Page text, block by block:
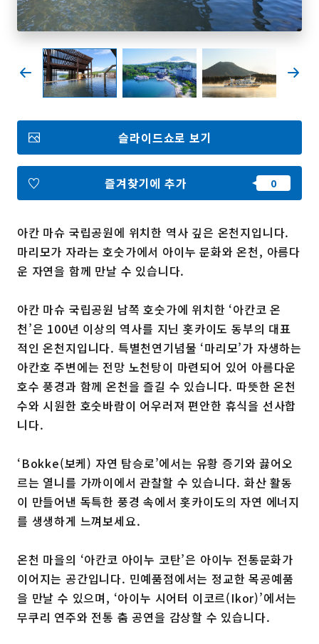
즐겨찾기
Face
book
Insta
gram
YouT
ube
Insta
gram
Face
book
포토갤러리
영상갤러리
팸플릿
이용 규약
운영조직 소개
링크
언어선택
아칸 마슈 국립공원에 위치한 역사 깊은 온천지입니다.
마리모가 자라는 호숫가에서 아이누 문화와 온천, 아름다
운 자연을 함께 만날 수 있습니다.
아칸 마슈 국립공원 남쪽 호숫가에 위치한 ‘아칸코 온
천’은 100년 이상의 역사를 지닌 홋카이도 동부의 대표
적인 온천지입니다. 특별천연기념물 ‘마리모’가 자생하는
아칸호 주변에는 전망 노천탕이 마련되어 있어 아름다운
호수 풍경과 함께 온천을 즐길 수 있습니다. 따뜻한 온천
수와 시원한 호숫바람이 어우러져 편안한 휴식을 선사합
니다.
‘Bokke(보케) 자연 탐승로’에서는 유황 증기와 끓어오
르는 열니를 가까이에서 관찰할 수 있습니다. 화산 활동
이 만들어낸 독특한 풍경 속에서 홋카이도의 자연 에너지
를 생생하게 느껴보세요.
온천 마을의 ‘아칸코 아이누 코탄’은 아이누 전통문화가
이어지는 공간입니다. 민예품점에서는 정교한 목공예품
을 만날 수 있으며, ‘아이누 시어터 이코르(Ikor)’에서는
무쿠리 연주와 전통 춤 공연을 감상할 수 있습니다.
슬라이드쇼로 보기
즐겨찾기에 추가